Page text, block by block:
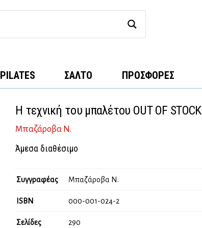
PILATES ΣΑΛΤΟ ΠΡΟΣΦΟΡΕΣ
Η τεχνική του μπαλέτου OUT OF STOCK
Μπαζάροβα Ν.
Άμεσα διαθέσιμο
Συγγραφέας Μπαζάροβα Ν.
ISBN 000-001-024-2
Σελίδες 290